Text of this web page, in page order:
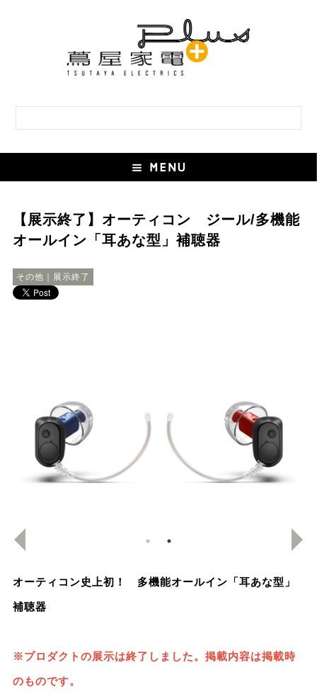
【展示終了】オーティコン ジール/多機能
オールイン「耳あな型」補聴器
その他｜展示終了
オーティコン史上初！ 多機能オールイン「耳あな型」
補聴器
※プロダクトの展示は終了しました。掲載内容は掲載時
のものです。